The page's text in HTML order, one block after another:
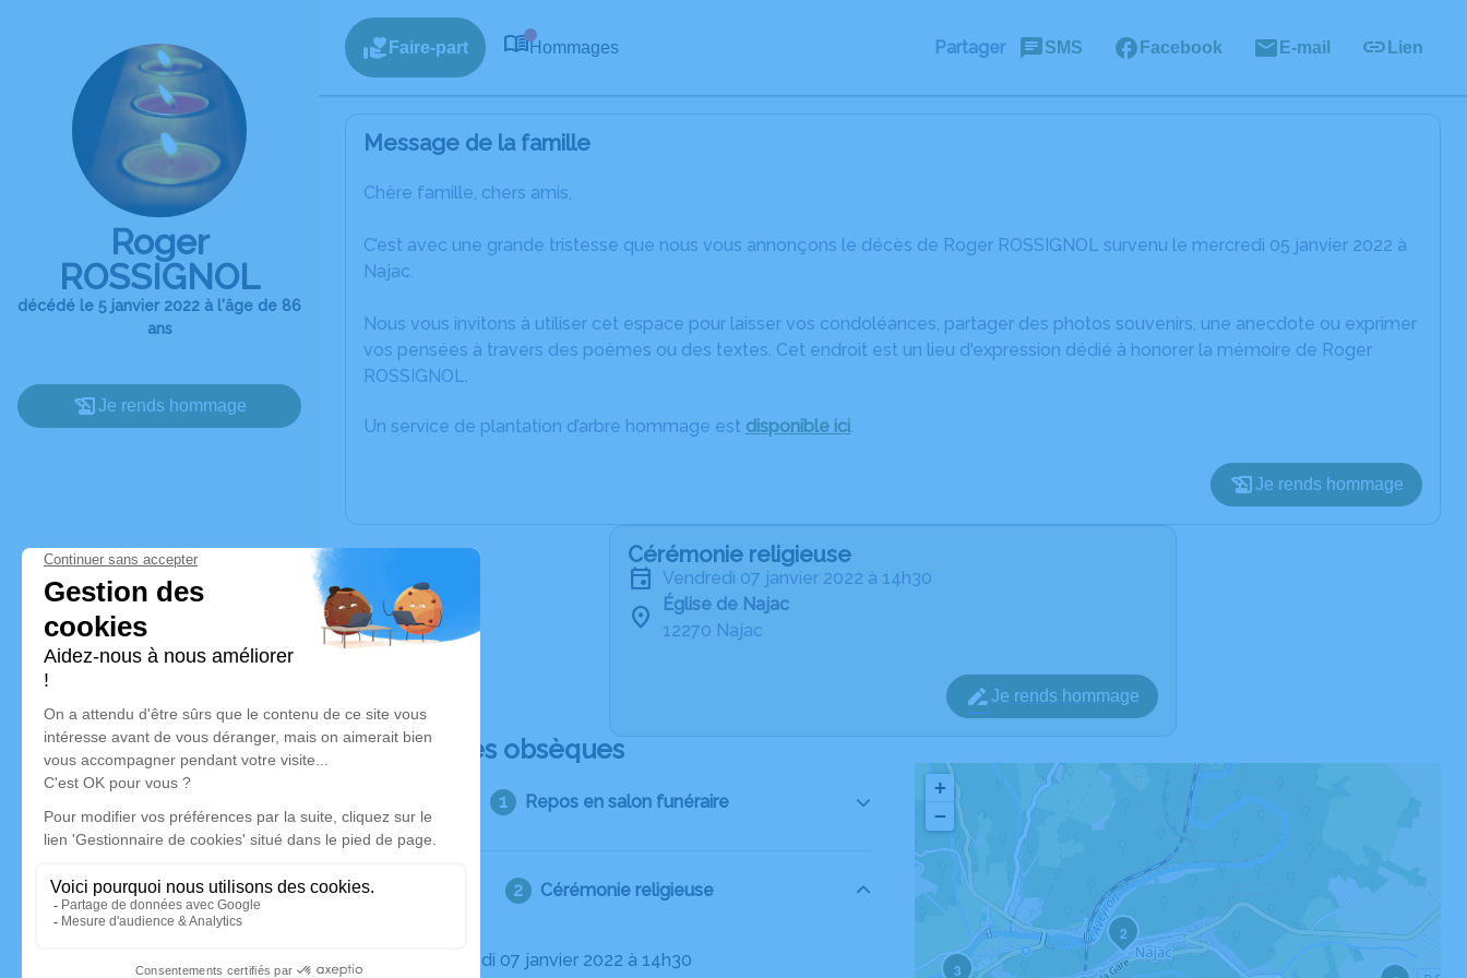
Roger
ROSSIGNOL
décédé le 5 janvier 2022 à l'âge de 86
ans
Je rends hommage
Faire-part Hommages Partager SMS Facebook E-mail Lien
Message de la famille
Chère famille, chers amis,
C’est avec une grande tristesse que nous vous annonçons le décès de Roger ROSSIGNOL survenu le mercredi 05 janvier 2022 à
Najac.
Nous vous invitons à utiliser cet espace pour laisser vos condoléances, partager des photos souvenirs, une anecdote ou exprimer
vos pensées à travers des poèmes ou des textes. Cet endroit est un lieu d'expression dédié à honorer la mémoire de Roger
ROSSIGNOL.
Un service de plantation d’arbre hommage est disponible ici.
Je rends hommage
Cérémonie religieuse
vendredi 07 janvier 2022 à 14h30
Église de Najac
12270 Najac
Je rends hommage
Déroulé des obsèques
Repos en salon funéraire
Cérémonie religieuse
Le vendredi 07 janvier 2022 à 14h30
2
3
+
−